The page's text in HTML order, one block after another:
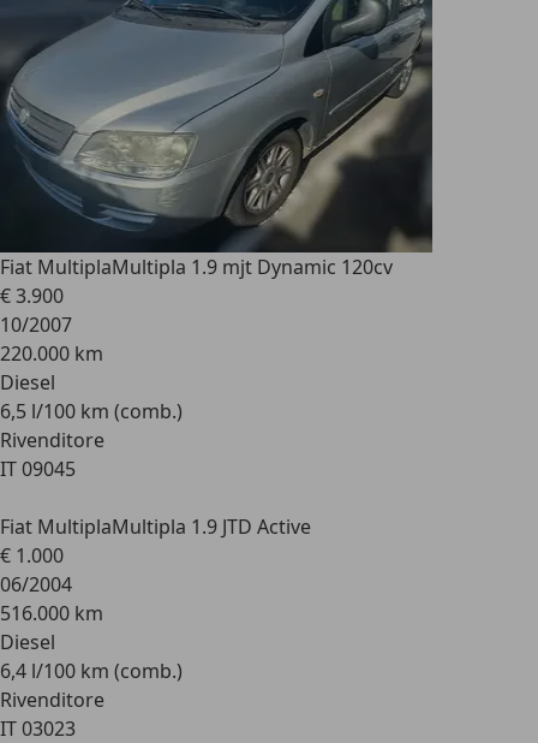
Fiat MultiplaMultipla 1.9 mjt Dynamic 120cv
€ 3.900
10/2007
220.000 km
Diesel
6,5 l/100 km (comb.)
Rivenditore
IT 09045
Fiat MultiplaMultipla 1.9 JTD Active
€ 1.000
06/2004
516.000 km
Diesel
6,4 l/100 km (comb.)
Rivenditore
IT 03023